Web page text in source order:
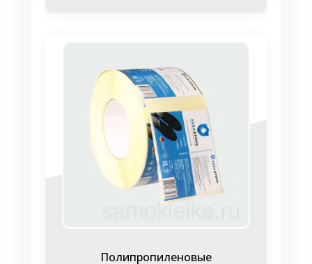
Полипропиленовые